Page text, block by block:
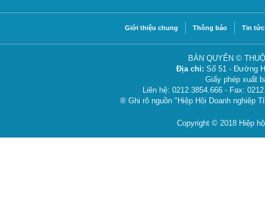
Giới thiệu chung Thông báo Tin tức
BẢN QUYỂN ©
Địa chỉ: Số 51 - Đường
Giấy phép xuất
Liên hệ: 0212.3854.666 - Fax:
® Ghi rõ nguồn "Hiệp Hội Doanh nghiệp
Copyright © 2018 Hiệp